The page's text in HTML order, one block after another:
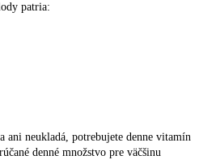
patria:
ani neukladá, potrebujete denne vitamín
denné množstvo pre väčšinu